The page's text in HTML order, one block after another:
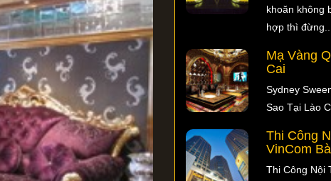
khoăn không
hợp thì đừng...
Mạ Vàng
Cai
Sydney
Sao Tại Lào
Thi Công
VinCom
Thi Công Nội